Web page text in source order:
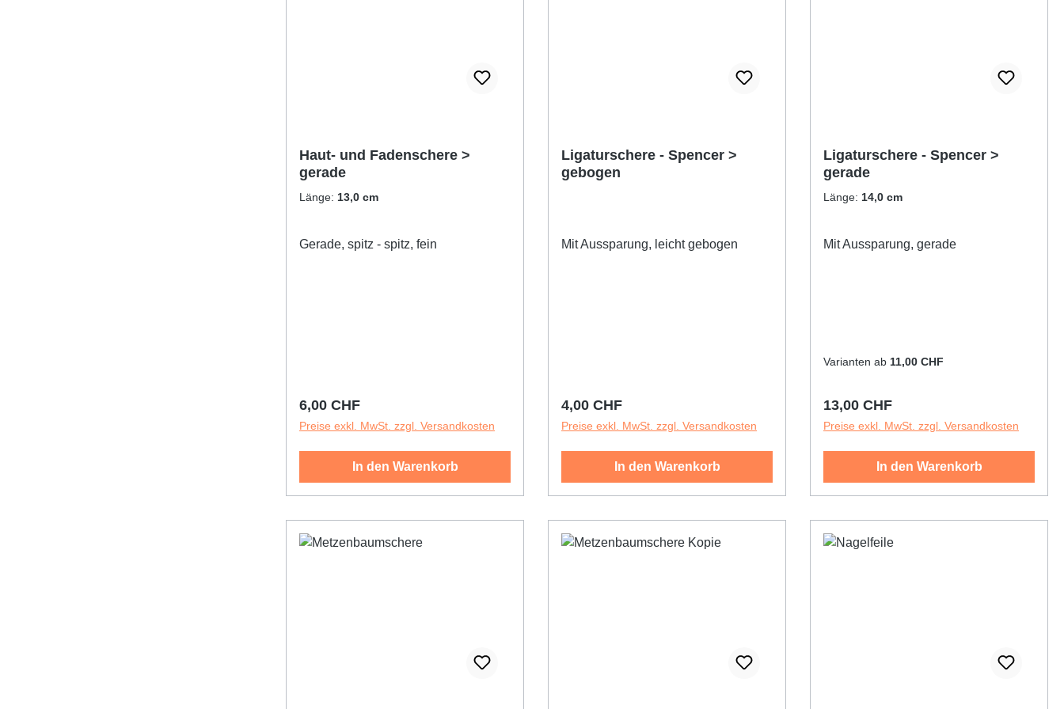
Haut- und Fadenschere >
gerade
Länge: 13,0 cm
Gerade, spitz - spitz, fein
Regulärer Preis:
6,00 CHF
Preise exkl. MwSt. zzgl. Versandkosten
In den Warenkorb
Ligaturschere - Spencer >
gebogen
Mit Aussparung, leicht gebogen
Regulärer Preis:
4,00 CHF
Preise exkl. MwSt. zzgl. Versandkosten
In den Warenkorb
Ligaturschere - Spencer >
gerade
Länge: 14,0 cm
Mit Aussparung, gerade
Varianten ab 11,00 CHF
Regulärer Preis:
13,00 CHF
Preise exkl. MwSt. zzgl. Versandkosten
In den Warenkorb